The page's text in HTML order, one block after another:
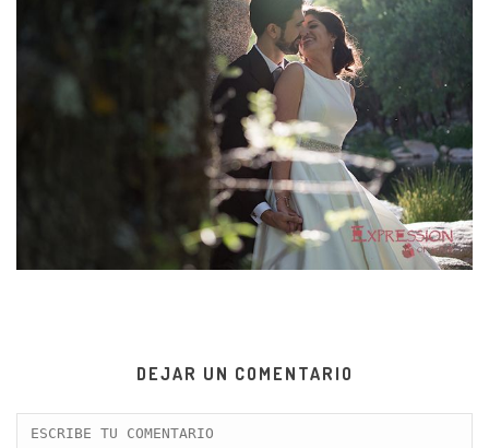
DEJAR UN COMENTARIO